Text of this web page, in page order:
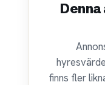
finns fler